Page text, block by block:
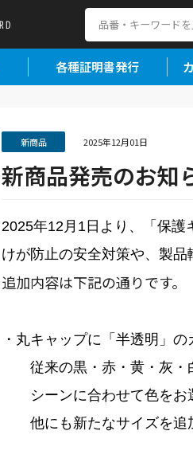
各種証明書発行
新商品 2025年12月01日
新商品発売のお知
2025年12月1日より、「保護
けが防止の安全対策や、製
追加内容は下記の通りです。
・丸キャップに「半透明」
従来の黒・赤・黄・灰・
シーンに合わせて色をお
他にも新たなサイズを追